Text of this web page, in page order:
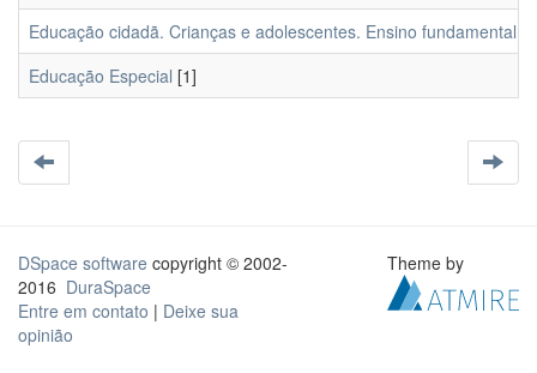
Educação cidadã. Crianças e adolescentes. Ensino fundamental.
Educação Especial [1]
DSpace software copyright © 2002-
2016 DuraSpace
Entre em contato | Deixe sua
opinião
Theme by